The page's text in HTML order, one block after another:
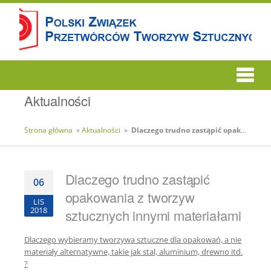
Aktualności
Strona główna »Aktualności » Dlaczego trudno zastąpić opakowania z tworzyw sztucznych innymi materiałami
06
LIS
2018
Dlaczego trudno zastąpić
opakowania z tworzyw
sztucznych innymi materiałami
Dlaczego wybieramy tworzywa sztuczne dla opakowań, a nie
materiały alternatywne, takie jak stal, aluminium, drewno itd.
?